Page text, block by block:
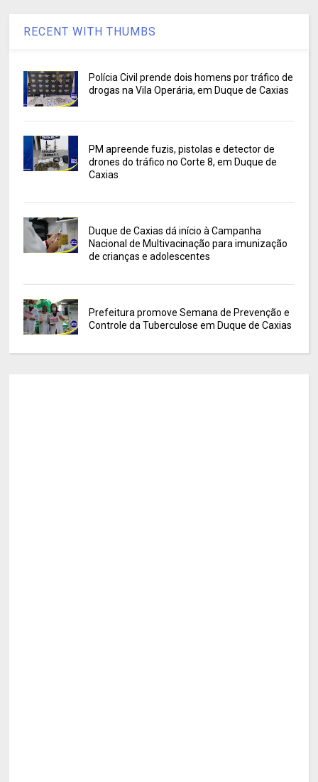
RECENT WITH THUMBS
Polícia Civil prende dois homens por tráfico de
drogas na Vila Operária, em Duque de Caxias
PM apreende fuzis, pistolas e detector de
drones do tráfico no Corte 8, em Duque de
Caxias
Duque de Caxias dá início à Campanha
Nacional de Multivacinação para imunização
de crianças e adolescentes
Prefeitura promove Semana de Prevenção e
Controle da Tuberculose em Duque de Caxias